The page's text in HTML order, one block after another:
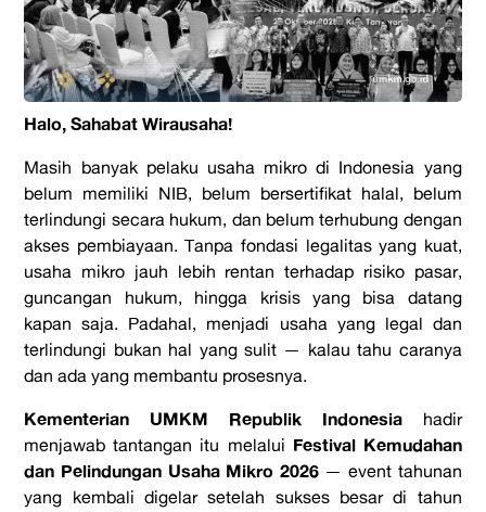
Halo, Sahabat Wirausaha!
Masih banyak pelaku usaha mikro di Indonesia yang
belum memiliki NIB, belum bersertifikat halal, belum
terlindungi secara hukum, dan belum terhubung dengan
akses pembiayaan. Tanpa fondasi legalitas yang kuat,
usaha mikro jauh lebih rentan terhadap risiko pasar,
guncangan hukum, hingga krisis yang bisa datang
kapan saja. Padahal, menjadi usaha yang legal dan
terlindungi bukan hal yang sulit — kalau tahu caranya
dan ada yang membantu prosesnya.
Kementerian UMKM Republik Indonesiahadir
menjawab tantangan itu melalui Festival Kemudahan
dan Pelindungan Usaha Mikro 2026— event tahunan
yang kembali digelar setelah sukses besar di tahun